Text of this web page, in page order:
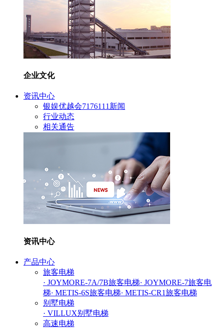
企业文化
资讯中心
银娱优越会7176111新闻
行业动态
相关通告
资讯中心
产品中心
旅客电梯
· JOYMORE-7A/7B旅客电梯· JOYMORE-7旅客电
梯· METIS-6S旅客电梯· METIS-CR1旅客电梯
别墅电梯
· VILLUX别墅电梯
高速电梯